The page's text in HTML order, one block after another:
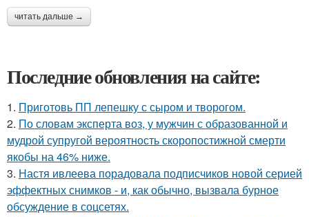
читать дальше →
Последние обновления на сайте:
1. Приготовь ПП лепешку с сыром и творогом.
2. По словам эксперта воз, у мужчин с образованной и
мудрой супругой вероятность скоропостижной смерти
якобы на 46% ниже.
3. Настя ивлеева порадовала подписчиков новой серией
эффектных снимков - и, как обычно, вызвала бурное
обсуждение в соцсетях.